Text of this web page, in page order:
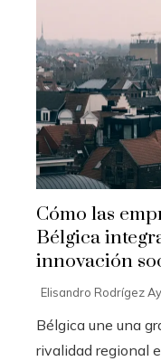
Cómo las
Bélgica
innovación
Elisandro Rodrígez
Bélgica une una
rivalidad regional